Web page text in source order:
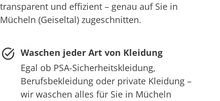
transparent und effizient – genau auf Sie in
Mücheln (Geiseltal) zugeschnitten.
Waschen jeder Art von Kleidung
Egal ob PSA-Sicherheitskleidung,
Berufsbekleidung oder private Kleidung –
wir waschen alles für Sie in Mücheln